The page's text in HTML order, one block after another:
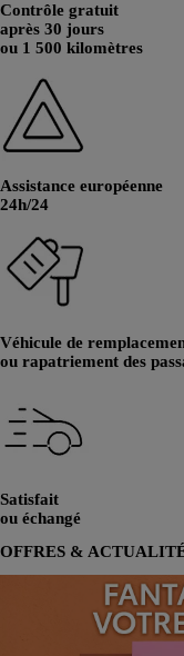
Contrôle gratuit
après 30 jours
ou 1 500 kilomètres
Assistance européenne
24h/24
Véhicule de
ou rapatriement des
Satisfait
ou échangé
OFFRES &